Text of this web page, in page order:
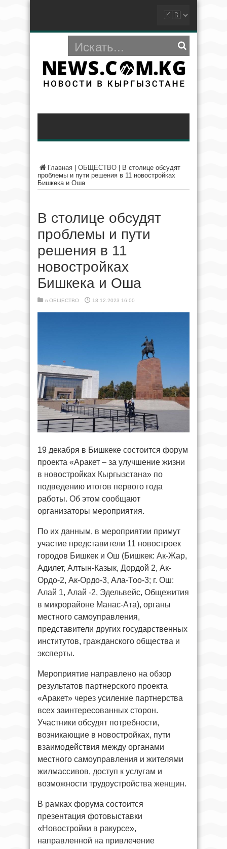
Главная ОБЩЕСТВО
В столице обсудят
проблемы и пути решения в 11 новостройках
Бишкека и Оша
В столице обсудят
проблемы и пути
решения в 11
новостройках
Бишкека и Оша
в ОБЩЕСТВО 18.12.2023 16:00
19 декабря в Бишкеке состоится форум
проекта «Аракет – за улучшение жизни
в новостройках Кыргызстана» по
подведению итогов первого года
работы. Об этом сообщают
организаторы мероприятия.
По их данным, в мероприятии примут
участие представители 11 новостроек
городов Бишкек и Ош (Бишкек: Ак-Жар,
Адилет, Алтын-Казык, Дордой 2, Ак-
Ордо-2, Ак-Ордо-3, Ала-Тоо-3; г. Ош:
Алай 1, Алай -2, Эдельвейс, Общежития
в микрорайоне Манас-Ата), органы
местного самоуправления,
представители других государственных
институтов, гражданского общества и
эксперты.
Мероприятие направлено на обзор
результатов партнерского проекта
«Аракет» через усиление партнерства
всех заинтересованных сторон.
Участники обсудят потребности,
возникающие в новостройках, пути
взаимодействия между органами
местного самоуправления и жителями
жилмассивов, доступ к услугам и
возможности трудоустройства женщин.
В рамках форума состоится
презентация фотовыставки
«Новостройки в ракурсе»,
направленной на привлечение